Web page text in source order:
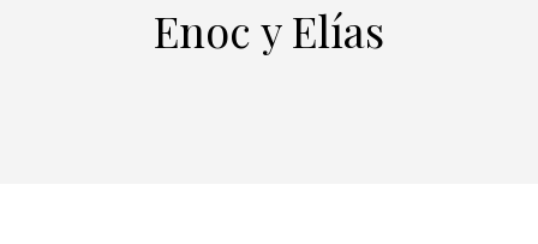
Enoc y Elías